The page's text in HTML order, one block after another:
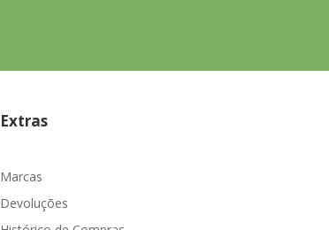
Extras
Marcas
Devoluções